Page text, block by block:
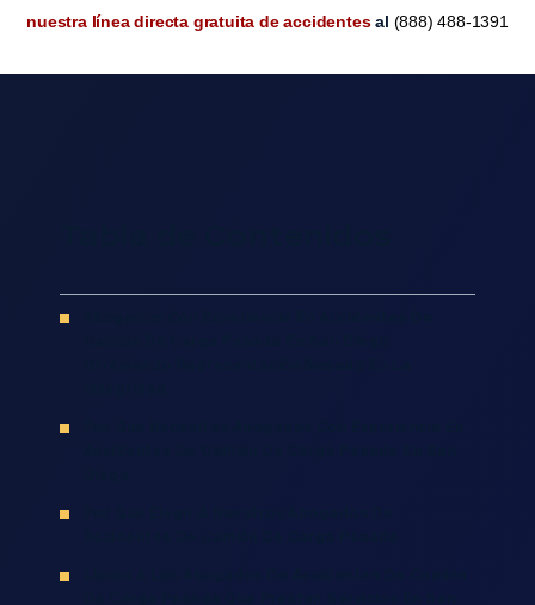
nuestra línea directa gratuita de accidentesal (888) 488-1391